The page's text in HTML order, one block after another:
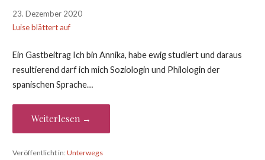
23. Dezember 2020
Luise blättert auf
Ein Gastbeitrag Ich bin Annika, habe ewig studiert und daraus
resultierend darf ich mich Soziologin und Philologin der
spanischen Sprache…
Weiterlesen →
Veröffentlicht in:Unterwegs